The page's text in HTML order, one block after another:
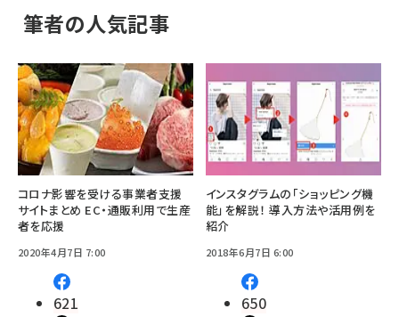
筆者の人気記事
コロナ影響を受ける事業者支援
サイトまとめ EC・通販利用で生産
者を応援
2020年4月7日 7:00
621
インスタグラムの「ショッピング機
能」を解説！ 導入方法や活用例を
紹介
2018年6月7日 6:00
650